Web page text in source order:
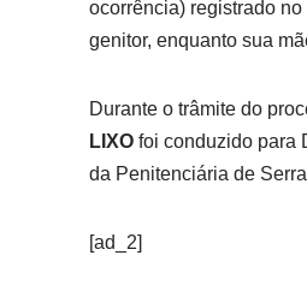
ocorrência) registrado
genitor, enquanto sua
Durante o trâmite do
LIXOfoi conduzido para
da Penitenciária de
[ad_2]